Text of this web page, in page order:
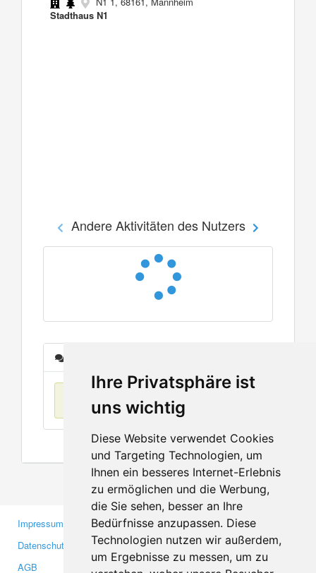
Ihre Privatsphäre ist
uns wichtig
Diese Website verwendet Cookies
und Targeting Technologien, um
Ihnen ein besseres Internet-Erlebnis
zu ermöglichen und die Werbung,
die Sie sehen, besser an Ihre
Bedürfnisse anzupassen. Diese
Technologien nutzen wir außerdem,
um Ergebnisse zu messen, um zu
Stadthaus N1
Andere Aktivitäten des Nutzers
Keine Einträge
Impressum
Datenschutzerklärung
AGB
Gewerbetreibende
Investoren